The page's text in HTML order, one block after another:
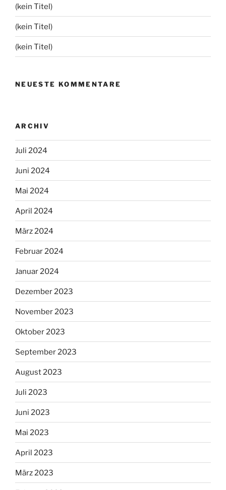
(kein Titel)
(kein Titel)
(kein Titel)
NEUESTE KOMMENTARE
ARCHIV
Juli 2024
Juni 2024
Mai 2024
April 2024
März 2024
Februar 2024
Januar 2024
Dezember 2023
November 2023
Oktober 2023
September 2023
August 2023
Juli 2023
Juni 2023
Mai 2023
April 2023
März 2023